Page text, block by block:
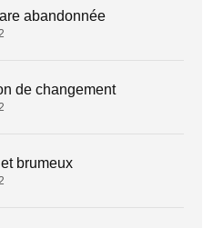
abandonnée
de changement
brumeux